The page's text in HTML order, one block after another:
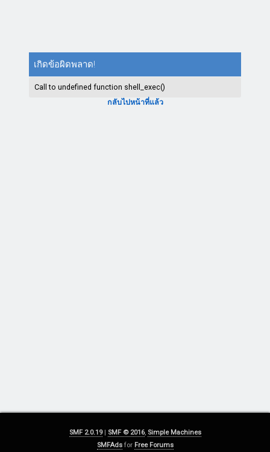
เกิดข้อผิดพลาด!
Call to undefined function shell_exec()
กลับไปหน้าที่แล้ว
SMF 2.0.19| SMF © 2016, Simple Machines
SMFAdsfor Free Forums